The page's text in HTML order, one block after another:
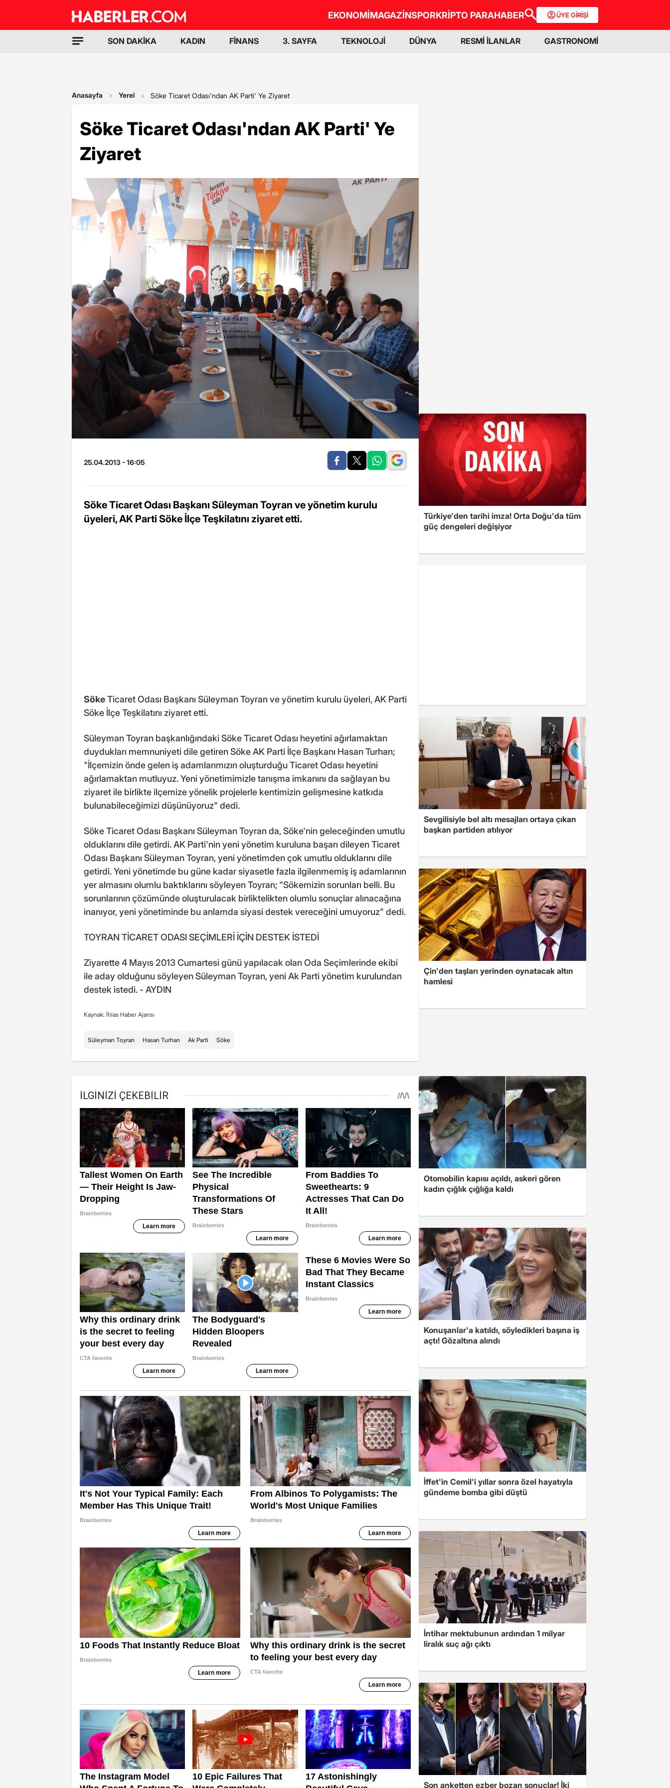
EKONOMİMAGAZİNSPORKRİPTO PARAHABER ÜYE GİRİŞİ
SON DAKİKA KADIN FİNANS 3. SAYFA TEKNOLOJİ DÜNYA RESMİ İLANLAR GASTRONOMİ
Anasayfa Yerel Söke Ticaret Odası'ndan AK Parti' Ye Ziyaret
Söke Ticaret Odası'ndan AK Parti' Ye
Ziyaret
25.04.2013 - 16:05
Söke Ticaret Odası Başkanı Süleyman Toyran ve yönetim kurulu
üyeleri, AK Parti Söke İlçe Teşkilatını ziyaret etti.
SökeTicaret Odası Başkanı Süleyman Toyran ve yönetim kurulu üyeleri, AK Parti
Söke İlçe Teşkilatını ziyaret etti.
Süleyman Toyran başkanlığındaki Söke Ticaret Odası heyetini ağırlamaktan
duydukları memnuniyeti dile getiren Söke AK Parti İlçe Başkanı Hasan Turhan;
"İlçemizin önde gelen iş adamlarımızın oluşturduğu Ticaret Odası heyetini
ağırlamaktan mutluyuz. Yeni yönetimimizle tanışma imkanını da sağlayan bu
ziyaret ile birlikte ilçemize yönelik projelerle kentimizin gelişmesine katkıda
bulunabileceğimizi düşünüyoruz" dedi.
Söke Ticaret Odası Başkanı Süleyman Toyran da, Söke'nin geleceğinden umutlu
olduklarını dile getirdi. AK Parti'nin yeni yönetim kuruluna başarı dileyen Ticaret
Odası Başkanı Süleyman Toyran, yeni yönetimden çok umutlu olduklarını dile
getirdi. Yeni yönetimde bu güne kadar siyasetle fazla ilgilenmemiş iş adamlarının
yer almasını olumlu baktıklarını söyleyen Toyran; "Sökemizin sorunları belli. Bu
sorunlarının çözümünde oluşturulacak birliktelikten olumlu sonuçlar alınacağına
inanıyor, yeni yönetiminde bu anlamda siyasi destek vereceğini umuyoruz" dedi.
TOYRAN TİCARET ODASI SEÇİMLERİ İÇİN DESTEK İSTEDİ
Ziyarette 4 Mayıs 2013 Cumartesi günü yapılacak olan Oda Seçimlerinde ekibi
ile aday olduğunu söyleyen Süleyman Toyran, yeni Ak Parti yönetim kurulundan
destek istedi. - AYDIN
Kaynak: İhlas Haber Ajansı
Süleyman Toyran Hasan Turhan Ak Parti Söke
Türkiye'den tarihi imza! Orta Doğu'da tüm
güç dengeleri değişiyor
Sevgilisiyle bel altı mesajları ortaya çıkan
başkan partiden atılıyor
Çin'den taşları yerinden oynatacak altın
hamlesi
Otomobilin kapısı açıldı, askeri gören
kadın çığlık çığlığa kaldı
Konuşanlar'a katıldı, söyledikleri başına iş
açtı! Gözaltına alındı
İffet'in Cemil'i yıllar sonra özel hayatıyla
gündeme bomba gibi düştü
İntihar mektubunun ardından 1 milyar
liralık suç ağı çıktı
Son anketten ezber bozan sonuçlar! İki